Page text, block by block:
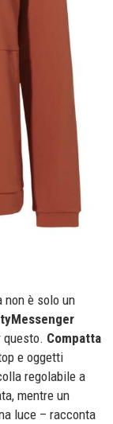
non è solo un
Compatta
e oggetti
regolabile a
mentre un
luce – racconta